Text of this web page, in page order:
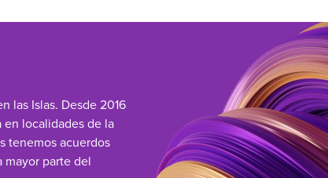
las Islas. Desde 2016
localidades de la
tenemos acuerdos
mayor parte del